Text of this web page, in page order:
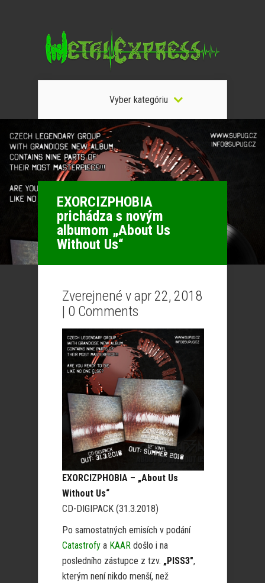
Vyber kategóriu
EXORCIZPHOBIA
prichádza s novým
albumom „About Us
Without Us“
Zverejnené v apr 22, 2018
| 0 Comments
EXORCIZPHOBIA – „About Us
Without Us“
CD-DIGIPACK (31.3.2018)
Po samostatných emisích v podání
Catastrofy a KAAR došlo i na
posledního zástupce z tzv. „PISS3″,
kterým není nikdo menší, než